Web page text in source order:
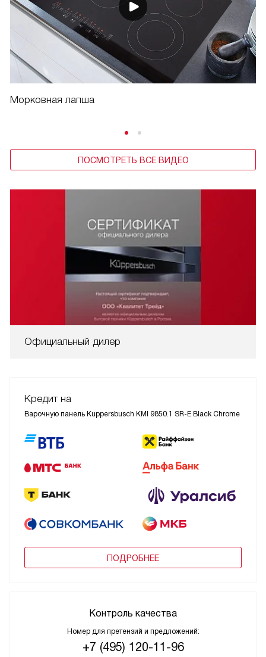
Морковная лапша
ПОСМОТРЕТЬ ВСЕ ВИДЕО
Официальный дилер
Кредит на
Варочную панель Kuppersbusch KMI 9850.1 SR-E Black Chrome
ПОДРОБНЕЕ
Контроль качества
Номер для претензий и предложений:
+7 (495) 120-11-96